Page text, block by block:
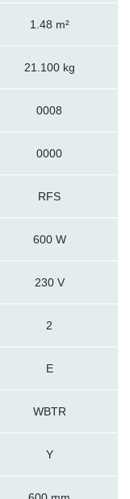
1.48 m²
21.100 kg
0008
0000
RFS
600 W
230 V
2
E
WBTR
Y